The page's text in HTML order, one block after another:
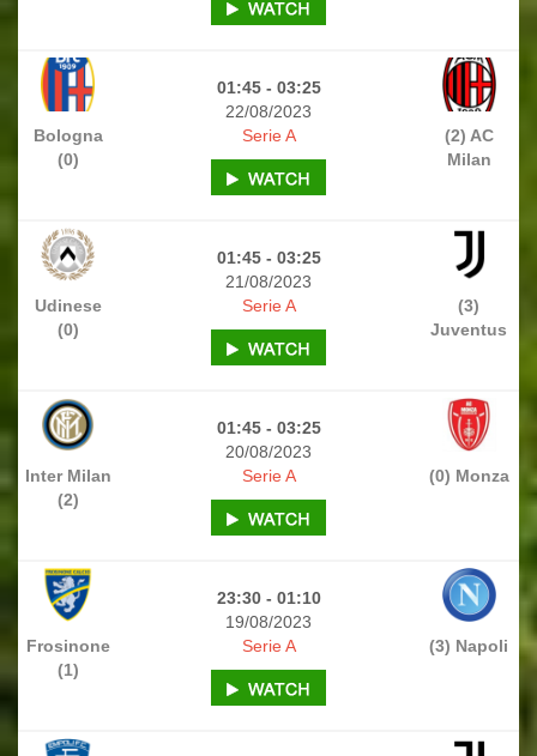
01:45 - 03:25
22/08/2023
Bologna
(0)
(2) AC
Milan
Serie A
01:45 - 03:25
21/08/2023
Udinese
(0)
(3)
Juventus
Serie A
01:45 - 03:25
20/08/2023
Inter Milan
(2)
(0) Monza
Serie A
23:30 - 01:10
19/08/2023
Frosinone
(1)
(3) Napoli
Serie A